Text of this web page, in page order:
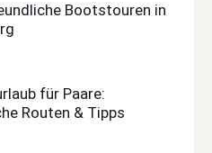
Bootstouren in
für Paare:
Routen & Tipps